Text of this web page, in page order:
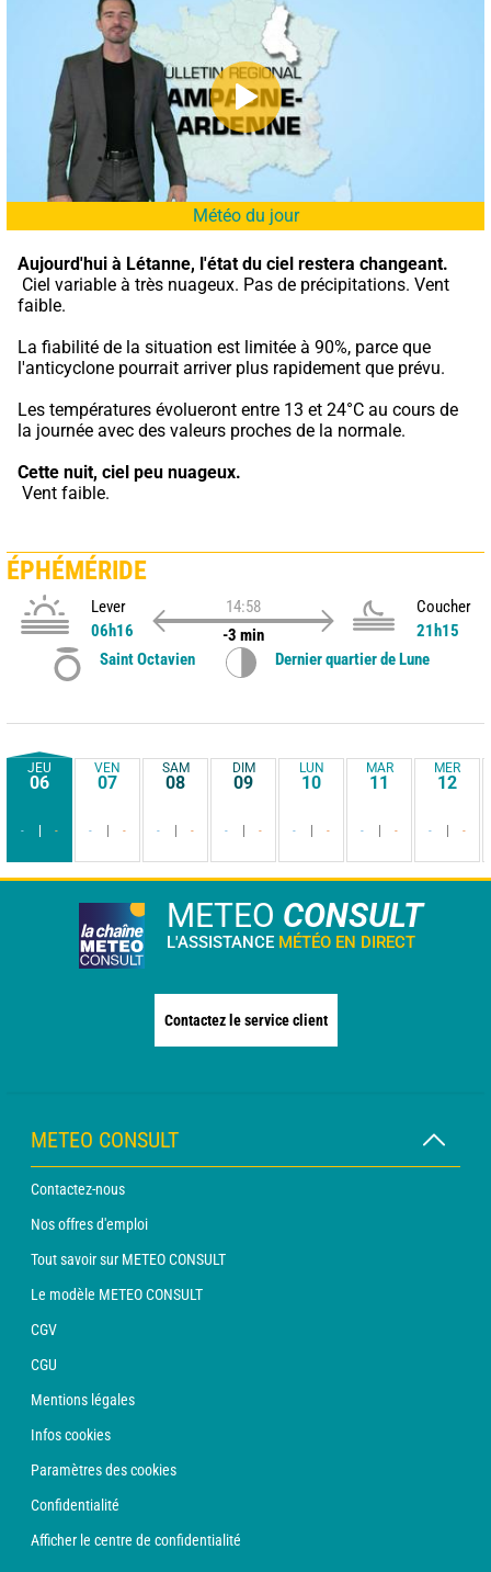
Météo du jour
Aujourd'hui à Létanne, l'état du ciel restera changeant.
faible.
La fiabilité de la situation est limitée à 90%, parce que
l'anticyclone pourrait arriver plus rapidement que prévu.
Les températures évolueront entre 13 et 24°C au cours de
la journée avec des valeurs proches de la normale.
Cette nuit, ciel peu nuageux.
Vent faible.
ÉPHÉMÉRIDE
Lever
06h16
14:58
-3 min
Coucher
21h15
Saint Octavien
Dernier quartier de Lune
JEU
06
- -
VEN
07
- -
SAM
08
- -
DIM
09
- -
LUN
10
- -
MAR
11
- -
MER
12
- -
METEO CONSULT
L'ASSISTANCE MÉTÉO EN DIRECT
Contactez le service client
METEO CONSULT
Contactez-nous
Nos offres d'emploi
Tout savoir sur METEO CONSULT
Le modèle METEO CONSULT
CGV
CGU
Mentions légales
Infos cookies
Paramètres des cookies
Confidentialité
Afficher le centre de confidentialité